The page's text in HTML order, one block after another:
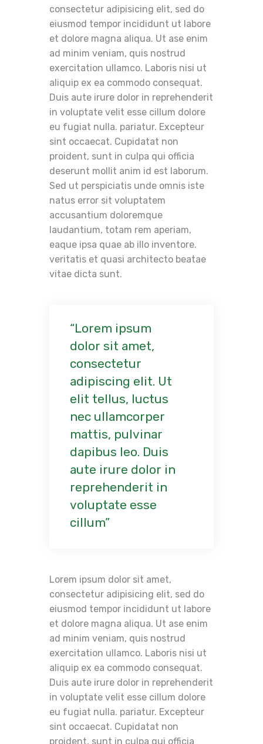
consectetur adipisicing elit, sed do
eiusmod tempor incididunt ut labore
et dolore magna aliqua. Ut ase enim
ad minim veniam, quis nostrud
exercitation ullamco. Laboris nisi ut
aliquip ex ea commodo consequat.
Duis aute irure dolor in reprehenderit
in voluptate velit esse cillum dolore
eu fugiat nulla. pariatur. Excepteur
sint occaecat. Cupidatat non
proident, sunt in culpa qui officia
deserunt mollit anim id est laborum.
Sed ut perspiciatis unde omnis iste
natus error sit voluptatem
accusantium doloremque
laudantium, totam rem aperiam,
eaque ipsa quae ab illo inventore.
veritatis et quasi architecto beatae
vitae dicta sunt.
Lorem ipsum
dolor sit amet,
consectetur
adipiscing elit. Ut
elit tellus, luctus
nec ullamcorper
mattis, pulvinar
dapibus leo. Duis
aute irure dolor in
reprehenderit in
voluptate esse
cillum
Lorem ipsum dolor sit amet,
consectetur adipisicing elit, sed do
eiusmod tempor incididunt ut labore
et dolore magna aliqua. Ut ase enim
ad minim veniam, quis nostrud
exercitation ullamco. Laboris nisi ut
aliquip ex ea commodo consequat.
Duis aute irure dolor in reprehenderit
in voluptate velit esse cillum dolore
eu fugiat nulla. pariatur. Excepteur
sint occaecat. Cupidatat non
proident, sunt in culpa qui officia